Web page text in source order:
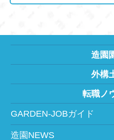
造園
外構
転職ノ
GARDEN-JOBガイド
造園NEWS